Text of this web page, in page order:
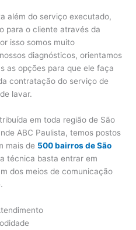
além do serviço executado,
para o cliente através da
isso somos muito
diagnósticos, orientamos
as opções para que ele faça
contratação do serviço de
lavar.
em toda região de São
ABC Paulista, temos postos
mais de 500 bairros de São
técnica basta entrar em
dos meios de comunicação